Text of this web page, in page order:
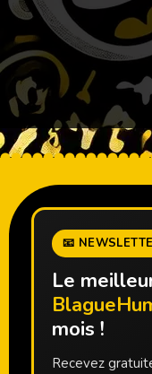
📧
Le
mois !
Recevez